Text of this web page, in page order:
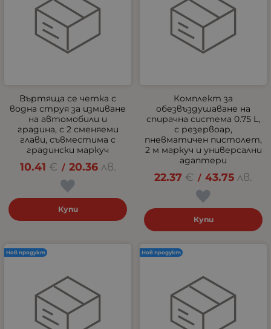
Въртяща се четка с
водна струя за измиване
на автомобили и
градина, с 2 сменяеми
глави, съвместима с
градински маркуч
10.41 € / 20.36 лв.
Купи
Комплект за
обезвъздушаване на
спирачна система 0.75 L,
с резервоар,
пневматичен пистолет,
2 м маркуч и универсални
адаптери
22.37 € / 43.75 лв.
Купи
Нов продукт Нов продукт